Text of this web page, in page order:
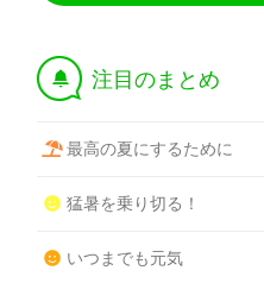
† 注目のまとめ
最高の夏にするために
猛暑を乗り切る！
いつまでも元気